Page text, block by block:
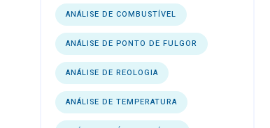
ANÁLISE DE COMBUSTÍVEL
ANÁLISE DE PONTO DE FULGOR
ANÁLISE DE REOLOGIA
ANÁLISE DE TEMPERATURA